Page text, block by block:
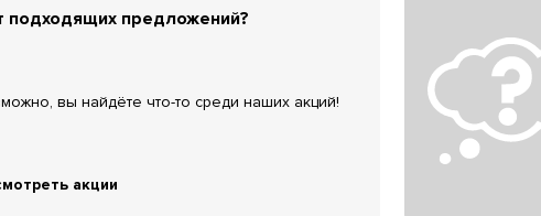
подходящих предложений?
вы найдёте что-то среди наших акций!
акции